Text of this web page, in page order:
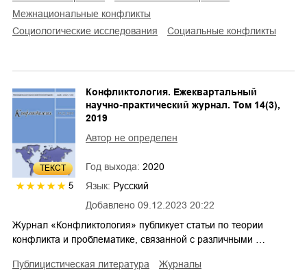
межнациональные конфликты
социологические исследования
социальные конфликты
ТЕКСТ
5
Добавлено 09.12.2023 20:22
Конфликтология. Ежеквартальный
научно-практический журнал. Том 14(3),
2019
Автор не определен
Год выхода: 2020
Язык: Русский
Журнал «Конфликтология» публикует статьи по теории
конфликта и проблематике, связанной с различными …
публицистическая литература
журналы